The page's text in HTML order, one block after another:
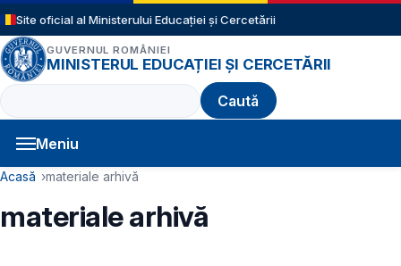
Sari la conținutul principal
Site oficial al Ministerului Educației și Cercetării
GUVERNUL ROMÂNIEI
MINISTERUL EDUCAȚIEI ȘI CERCETĂRII
Caută
Meniu
Navigație principală
Cale de navigare
Acasă materiale arhivă
materiale arhivă